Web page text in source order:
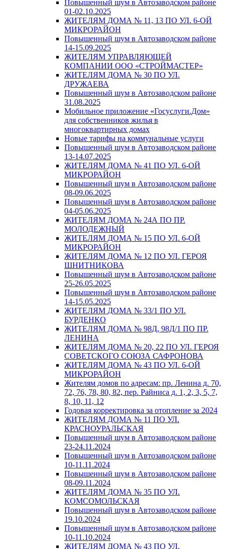
Повышенный шум в Автозаводском районе
01-02.10.2025
ЖИТЕЛЯМ ДОМА № 11, 13 ПО УЛ. 6-ОЙ
МИКРОРАЙОН
Повышенный шум в Автозаводском районе
14-15.09.2025
ЖИТЕЛЯМ УПРАВЛЯЮЩЕЙ
КОМПАНИИ ООО «СТРОЙМАСТЕР»
ЖИТЕЛЯМ ДОМА № 30 ПО УЛ.
ДРУЖАЕВА
Повышенный шум в Автозаводском районе
31.08.2025
Мобильное приложение «Госуслуги.Дом»
для собственников жилья в
многоквартирных домах
Новые тарифы на коммунальные услуги
Повышенный шум в Автозаводском районе
13-14.07.2025
ЖИТЕЛЯМ ДОМА № 41 ПО УЛ. 6-ОЙ
МИКРОРАЙОН
Повышенный шум в Автозаводском районе
08-09.06.2025
Повышенный шум в Автозаводском районе
04-05.06.2025
ЖИТЕЛЯМ ДОМА № 24А ПО ПР.
МОЛОДЕЖНЫЙ
ЖИТЕЛЯМ ДОМА № 15 ПО УЛ. 6-ОЙ
МИКРОРАЙОН
ЖИТЕЛЯМ ДОМА № 12 ПО УЛ. ГЕРОЯ
ШНИТНИКОВА
Повышенный шум в Автозаводском районе
25-26.05.2025
Повышенный шум в Автозаводском районе
14-15.05.2025
ЖИТЕЛЯМ ДОМА № 33/1 ПО УЛ.
БУРДЕНКО
ЖИТЕЛЯМ ДОМА № 98Д, 98Д/1 ПО ПР.
ЛЕНИНА
ЖИТЕЛЯМ ДОМА № 20, 22 ПО УЛ. ГЕРОЯ
СОВЕТСКОГО СОЮЗА САФРОНОВА
ЖИТЕЛЯМ ДОМА № 43 ПО УЛ. 6-ОЙ
МИКРОРАЙОН
Жителям домов по адресам: пр. Ленина д. 70,
72, 76, 78, 80, 82, пер. Райниса д. 1, 2, 3, 5, 7,
8, 10, 11, 12
Годовая корректировка за отопление за 2024
ЖИТЕЛЯМ ДОМА № 11 ПО УЛ.
КРАСНОУРАЛЬСКАЯ
Повышенный шум в Автозаводском районе
23-24.11.2024
Повышенный шум в Автозаводском районе
10-11.11.2024
Повышенный шум в Автозаводском районе
08-09.11.2024
ЖИТЕЛЯМ ДОМА № 35 ПО УЛ.
КОМСОМОЛЬСКАЯ
Повышенный шум в Автозаводском районе
19.10.2024
Повышенный шум в Автозаводском районе
10-11.10.2024
ЖИТЕЛЯМ ДОМА № 43 ПО УЛ.